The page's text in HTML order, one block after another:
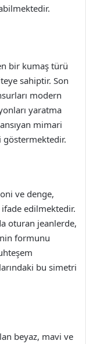
bir kumaş türü
sahiptir. Son
modern
yaratma
mimari
göstermektedir.
ve denge,
edilmektedir.
oturan jeanlerde,
formunu
bu simetri
beyaz, mavi ve